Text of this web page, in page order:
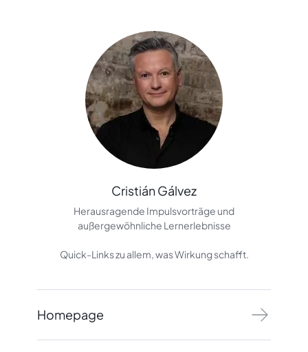
Cristián Gálvez
Herausragende Impulsvorträge und
außergewöhnliche Lernerlebnisse
Quick-Links zu allem, was Wirkung schafft.
Homepage